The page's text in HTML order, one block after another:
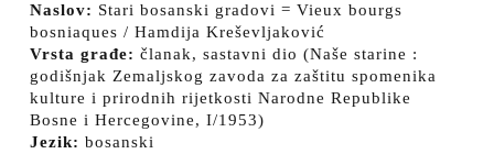
Naslov: Stari bosanski gradovi = Vieux bourgs
bosniaques / Hamdija Kreševljaković
Vrsta građe: članak, sastavni dio (Naše starine :
godišnjak Zemaljskog zavoda za zaštitu spomenika
kulture i prirodnih rijetkosti Narodne Republike
Bosne i Hercegovine, I/1953)
Jezik: bosanski